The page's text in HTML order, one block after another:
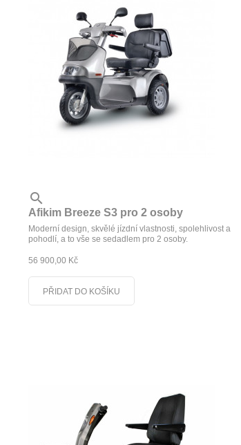

Afikim Breeze S3 pro 2 osoby
Moderní design, skvělé jízdní vlastnosti, spolehlivost a
pohodlí, a to vše se sedadlem pro 2 osoby.
56 900,00 Kč
PŘIDAT DO KOŠÍKU